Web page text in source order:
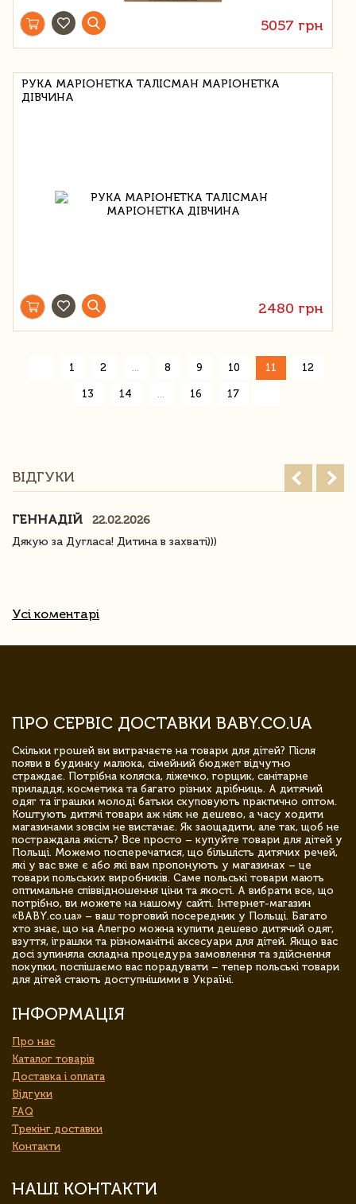
5057 грн
РУКА МАРІОНЕТКА ТАЛІСМАН МАРІОНЕТКА
ДІВЧИНА
2480 грн
1 2 8 9 10 11 12
13 14 16 17
ВІДГУКИ
ГЕННАДІЙ
22.02.2026
Дякую за Дугласа! Дитина в захваті)))
Усі коментарі
ПРО СЕРВІС ДОСТАВКИ BABY.CO.UA
Скільки грошей ви витрачаєте на товари для дітей? Після
появи в будинку малюка, сімейний бюджет відчутно
страждає. Потрібна коляска, ліжечко, горщик, санітарне
приладдя, косметика та багато різних дрібниць. А дитячий
одяг та іграшки молоді батьки скуповують практично оптом.
Коштують дитячі товари аж ніяк не дешево, а часу ходити
магазинами зовсім не вистачає. Як заощадити, але так, щоб не
постраждала якість? Все просто – купуйте товари для дітей у
Польщі. Можемо посперечатися, що більшість дитячих речей,
які у вас вже є або які вам пропонують у магазинах – це
товари польських виробників. Саме польські товари мають
оптимальне співвідношення ціни та якості. А вибрати все, що
потрібно, ви можете на нашому сайті. Інтернет-магазин
«BABY.co.ua» – ваш торговий посередник у Польщі. Багато
хто знає, що на Алегро можна купити дешево дитячий одяг,
взуття, іграшки та різноманітні аксесуари для дітей. Якщо вас
досі зупиняла складна процедура замовлення та здійснення
покупки, поспішаємо вас порадувати – тепер польські товари
для дітей стають доступнішими в Україні.
ІНФОРМАЦІЯ
Про нас
Каталог товарів
Доставка і оплата
Відгуки
FAQ
Трекінг доставки
Контакти
НАШІ КОНТАКТИ